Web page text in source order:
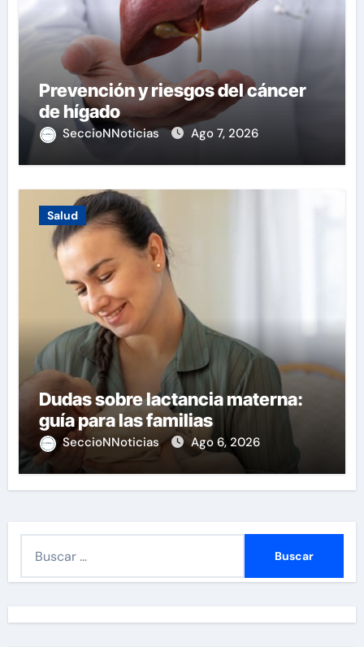
Prevención y riesgos del cáncer
de hígado
SeccioNNoticias Ago 7, 2026
Salud
Dudas sobre lactancia materna:
guía para las familias
SeccioNNoticias Ago 6, 2026